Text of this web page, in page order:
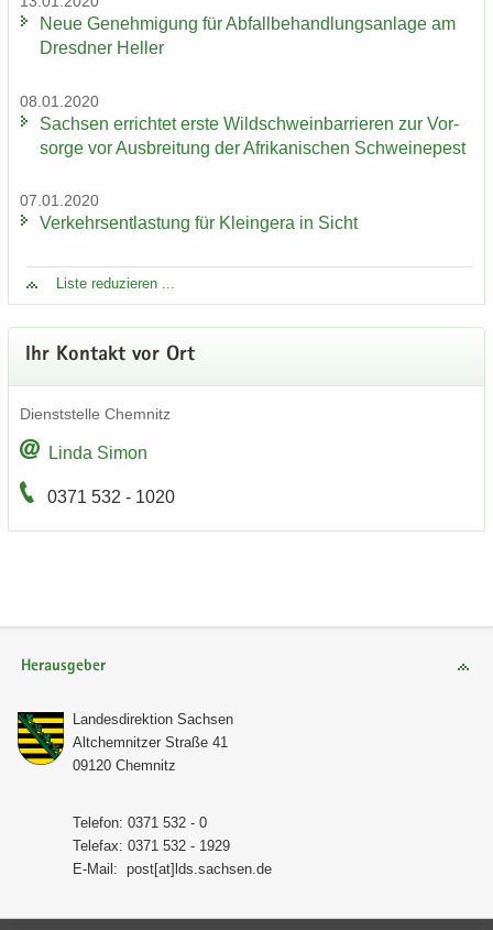
Neue Ge­neh­mi­gung für Ab­fall­be­hand­lungs­an­la­ge am
Dresd­ner Hel­ler
08.01.2020
Sach­sen er­rich­tet erste Wild­schwein­bar­rie­ren zur Vor­
sor­ge vor Aus­brei­tung der Afri­ka­ni­schen Schwei­ne­pest
07.01.2020
Ver­kehrs­ent­las­tung für Klein­ge­ra in Sicht
Liste re­du­zie­ren ...
Ihr Kon­takt vor Ort
Dienst­stel­le Chem­nitz
Linda Simon
0371 532 - 1020
Herausgeber
Lan­des­di­rek­ti­on Sach­sen
Alt­chem­nit­zer Stra­ße 41
09120 Chem­nitz
Te­le­fon: 0371 532 - 0
Te­le­fax: 0371 532 - 1929
E-​Mail: post[at]lds.sach­sen.de